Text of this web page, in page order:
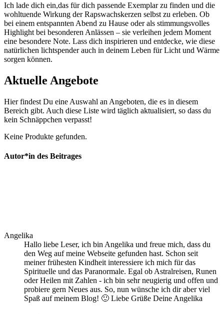
Ich lade dich ein,das für dich passende Exemplar zu finden und die‌
wohltuende ⁤Wirkung der Rapswachskerzen selbst‌ zu ​erleben. Ob
bei einem entspannten Abend ‌zu Hause oder als stimmungsvolles
Highlight bei besonderen Anlässen – sie verleihen jedem Moment
eine besondere Note. ⁣Lass dich inspirieren und entdecke, wie diese‌
natürlichen lichtspender ‌auch in ⁢deinem⁤ Leben für Licht und Wärme
sorgen können.
Aktuelle Angebote
Hier findest Du eine Auswahl an Angeboten, die es in diesem
Bereich gibt. Auch diese Liste wird täglich aktualisiert, so dass du
kein Schnäppchen verpasst!
Keine Produkte gefunden.
Autor*in des Beitrages
Angelika
Hallo liebe Leser, ich bin Angelika und freue mich, dass du
den Weg auf meine Webseite gefunden hast. Schon seit
meiner frühesten Kindheit interessiere ich mich für das
Spirituelle und das Paranormale. Egal ob Astralreisen, Runen
oder Heilen mit Zahlen - ich bin sehr neugierig und offen und
probiere gern Neues aus. So, nun wünsche ich dir aber viel
Spaß auf meinem Blog! 🙂 Liebe Grüße Deine Angelika